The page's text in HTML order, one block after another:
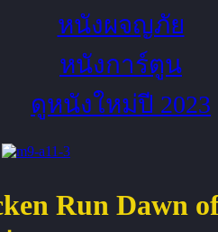
หนังผจญภัย
หนังการ์ตูน
ดูหนังใหม่ปี 2023
Run Dawn